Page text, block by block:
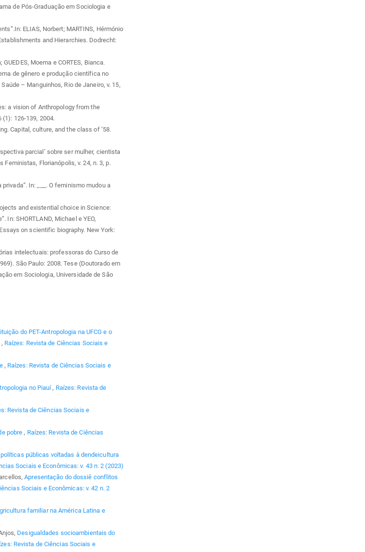
de Pós-Graduação em Sociologia e
ELIAS, Norbert; MARTINS, Hérmónio
and Hierarchies. Dodrecht:
GUEDES, Moema e CORTES, Bianca.
de gênero e produção científica no
– Manguinhos, Rio de Janeiro, v. 15,
a vision of Anthropology from the
(1): 126-139, 2004.
Capital, culture, and the class of ’58.
parcial’ sobre ser mulher, cientista
Feministas, Florianópolis, v. 24, n. 3, p.
privada”. In: ___. O feminismo mudou a
and existential choice in Science:
In: SHORTLAND, Michael e YEO,
on scientific biography. New York:
intelectuais: professoras do Curso de
São Paulo: 2008. Tese (Doutorado em
em Sociologia, Universidade de São
do PET-Antropologia na UFCG e o
, Raízes: Revista de Ciências Sociais e
, Raízes: Revista de Ciências Sociais e
no Piauí , Raízes: Revista de
Revista de Ciências Sociais e
pobre , Raízes: Revista de Ciências
públicas voltadas à dendeicultura
Sociais e Econômicas: v. 43 n. 2 (2023)
Apresentação do dossiê conflitos
Sociais e Econômicas: v. 42 n. 2
familiar na América Latina e
Desigualdades socioambientais do
Revista de Ciências Sociais e